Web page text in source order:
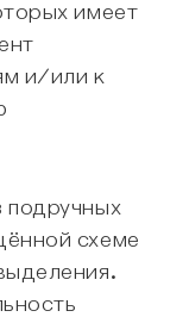
имеет
и/или к
подручных
схеме